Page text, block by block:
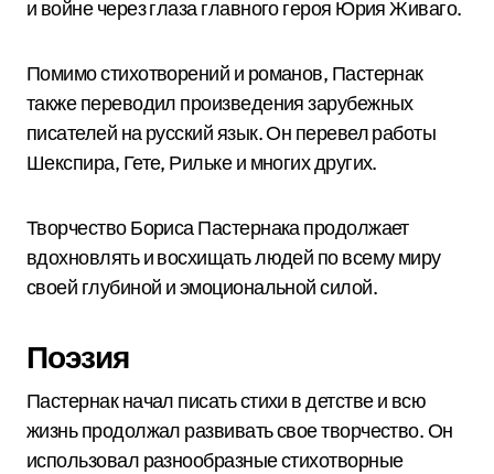
и войне через глаза главного героя Юрия Живаго.
Помимо стихотворений и романов, Пастернак
также переводил произведения зарубежных
писателей на русский язык. Он перевел работы
Шекспира, Гете, Рильке и многих других.
Творчество Бориса Пастернака продолжает
вдохновлять и восхищать людей по всему миру
своей глубиной и эмоциональной силой.
Поэзия
Пастернак начал писать стихи в детстве и всю
жизнь продолжал развивать свое творчество. Он
использовал разнообразные стихотворные